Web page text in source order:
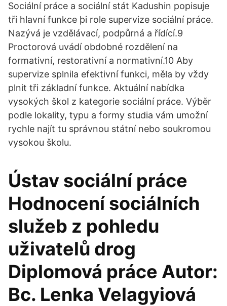
Sociální práce a sociální stát Kadushin popisuje
tři hlavní funkce þi role supervize sociální práce.
Nazývá je vzdělávací, podpůrná a řídící.9
Proctorová uvádí obdobné rozdělení na
formativní, restorativní a normativní.10 Aby
supervize splnila efektivní funkci, měla by vždy
plnit tři základní funkce. Aktuální nabídka
vysokých škol z kategorie sociální práce. Výběr
podle lokality, typu a formy studia vám umožní
rychle najít tu správnou státní nebo soukromou
vysokou školu.
Ústav sociální práce
Hodnocení sociálních
služeb z pohledu
uživatelů drog
Diplomová práce Autor:
Bc. Lenka Velagyiová